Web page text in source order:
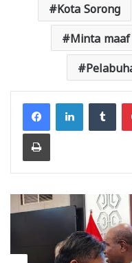
Kota Sorong
Minta maaf
FacebookLinkedIn
Print